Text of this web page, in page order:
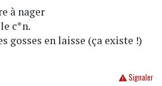
à nager
c*n.
gosses en laisse (ça existe !)
Signaler